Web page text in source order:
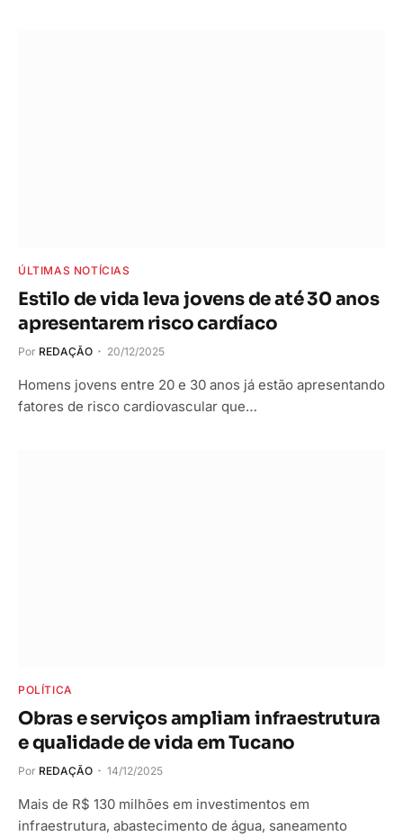
ÚLTIMAS NOTÍCIAS
Estilo de vida leva jovens de até 30 anos
apresentarem risco cardíaco
Por REDAÇÃO 20/12/2025
Homens jovens entre 20 e 30 anos já estão apresentando
fatores de risco cardiovascular que…
POLÍTICA
Obras e serviços ampliam infraestrutura
e qualidade de vida em Tucano
Por REDAÇÃO 14/12/2025
Mais de R$ 130 milhões em investimentos em
infraestrutura, abastecimento de água, saneamento